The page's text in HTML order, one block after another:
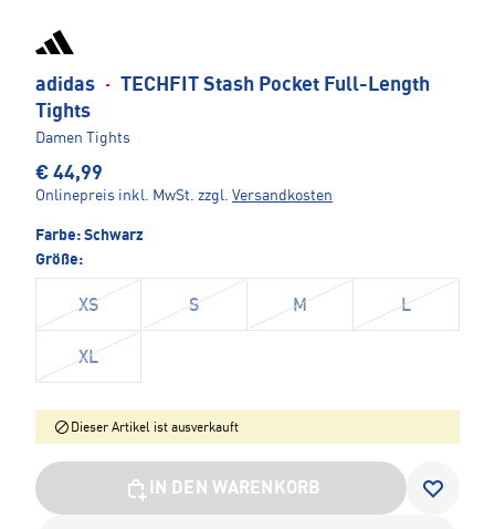
adidas · TECHFIT Stash Pocket Full-Length
Tights
Damen Tights
€ 44,99
Onlinepreis inkl. MwSt. zzgl. Versandkosten
Farbe: Schwarz
Größe:
XS S M L
XL
Dieser Artikel ist ausverkauft
IN DEN WARENKORB